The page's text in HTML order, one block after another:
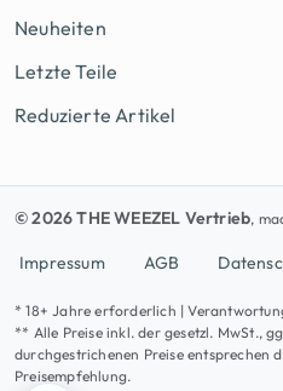
Neuheiten
Letzte Teile
Reduzierte Artikel
© 2026 THE WEEZEL Vertrieb,
Impressum AGB
* 18+ Jahre erforderlich |
** Alle Preise inkl. der gesetzl. MwSt.,
durchgestrichenen Preise entsprechen
Preisempfehlung.